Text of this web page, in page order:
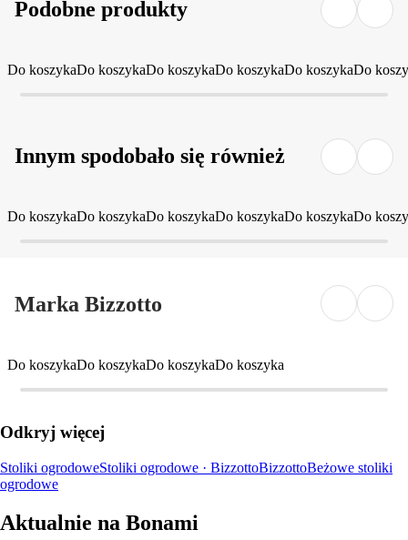
Podobne produkty
Do koszykaDo koszykaDo koszykaDo koszykaDo koszykaDo
Innym spodobało się również
Do koszykaDo koszykaDo koszykaDo koszykaDo koszykaDo
Marka Bizzotto
Do koszykaDo koszykaDo koszykaDo koszyka
Odkryj więcej
Stoliki ogrodoweStoliki ogrodowe · BizzottoBizzottoBeżowe stoliki
ogrodowe
Aktualnie na Bonami